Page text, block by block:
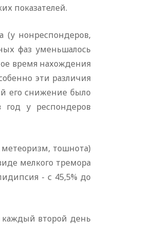
показателей.
(у нонреспондеров,
фаз уменьшалось
время нахождения
эти различия
его снижение было
год у респондеров
тошнота)
мелкого тремора
- с 45,5% до
каждый второй день